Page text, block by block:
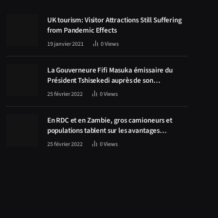
UK tourism: Visitor Attractions Still Suffering
from Pandemic Effects
19 janvier 2021 0Views
La Gouverneure Fifi Masuka émissaire du
Président Tshisekedi auprès de son
homologue Zambien Hichilema, la
25 février 2022 0Views
En RDC et en Zambie, gros camioneurs et
populations tablent sur les avantages
économiques de la route Kolwezi-Solwezi
25 février 2022 0Views